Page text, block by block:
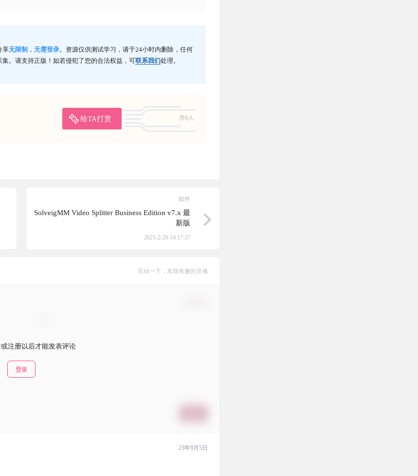
享无限制 ， 无需登录。资源仅供测试学习，请于24小时内删除，任何
。请支持正版！如若侵犯了您的合法权益，可联系我们处理。
给TA打赏
共0人
软件
SolveigMM Video Splitter Business Edition v7.x 最
新版
2021-2-26 14:17:37
互动一下，发现有趣的灵魂
注册以后才能发表评论
登录
23年9月5日